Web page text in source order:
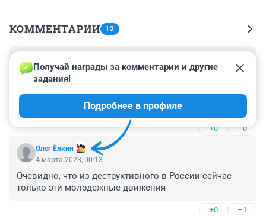
КОММЕНТАРИИ 12
5 марта 2023, 03:00
А ничего что за оффниками и гопниками никто не
следил и они растили свою мощь и взвенчивали в
голову других подростков что это правильно и верное
решение идти с ними под одну гребёнку, чёт это
никого не волновало, а тут решили дать отпор этим
людям которые сами творят несправедливость, так
сразу "группировка" "опасная".
+0 –0
Олег Ёлкин
Получай награды за комментарии и другие
задания!
Подробнее в профиле
4 марта 2023, 00:13
Очевидно, что из деструктивного в России сейчас
только эти молодежные движения
+0 –1